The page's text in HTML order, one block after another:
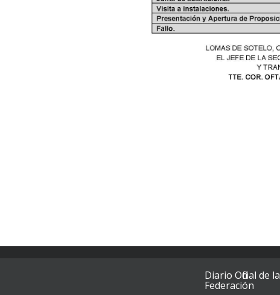
Diario Oficial de la
Federación